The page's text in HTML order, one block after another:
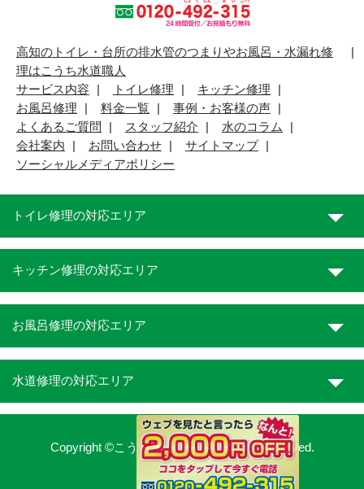
高知のトイレ・台所の排水管のつまりやお風呂・水漏れ修
理はこうち水道職人
サービス内容
トイレ修理
キッチン修理
お風呂修理
料金一覧
事例・お客様の声
よくあるご質問
スタッフ紹介
水のコラム
会社案内
お問い合わせ
サイトマップ
ソーシャルメディアポリシー
トイレ修理の対応エリア
キッチン修理の対応エリア
お風呂修理の対応エリア
水道修理の対応エリア
Copyright ©こうち水道職人. All Rights Reserved.